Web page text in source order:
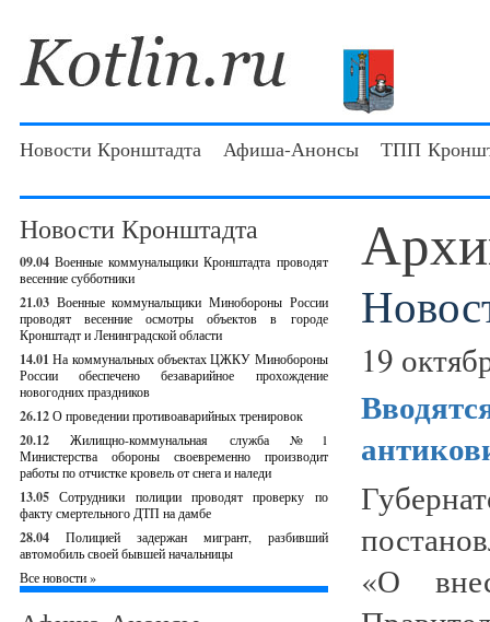
Новости Кронштадта Афиша-Анонсы ТПП
Новости Кронштадта
09.04 Военные коммунальщики Кронштадта проводят
весенние субботники
21.03 Военные коммунальщики Минобороны России
проводят весенние осмотры объектов в городе
Кронштадт и Ленинградской области
14.01 На коммунальных объектах ЦЖКУ Минобороны
России обеспечено безаварийное прохождение
новогодних праздников
26.12О проведении противоаварийных тренировок
20.12
Жилищно-коммунальная служба №1
Министерства обороны своевременно производит
работы по отчистке кровель от снега и наледи
13.05 Сотрудники полиции проводят проверку по
факту смертельного ДТП на дамбе
28.04
Полицией задержан мигрант, разбивший
автомобиль своей бывшей начальницы
Все новости »
19
«О